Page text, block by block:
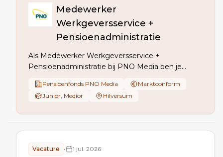
Medewerker
Werkgeversservice +
Pensioenadministratie
Als Medewerker Werkgeversservice +
Pensioenadministratie bij PNO Media ben je
controleer je UPA-aanleveringen en
werkgeversadministratie, verzorg je
Wtp.
Pensioenfonds PNO Media
Marktconform
Junior, Medior
Hilversum
Vacature • 1 jul. 2026